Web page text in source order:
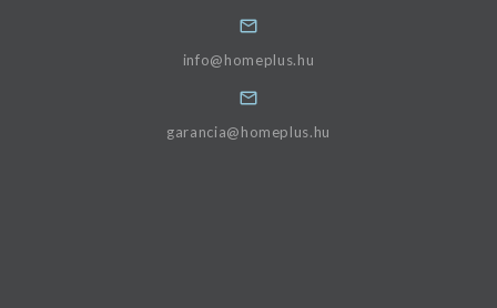
info@homeplus.hu
garancia@homeplus.hu